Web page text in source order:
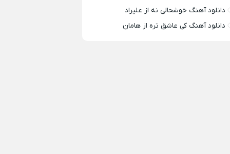
دانلود آهنگ خوشحالی نه از علیراد
دانلود آهنگ کی عاشق تره از هامان